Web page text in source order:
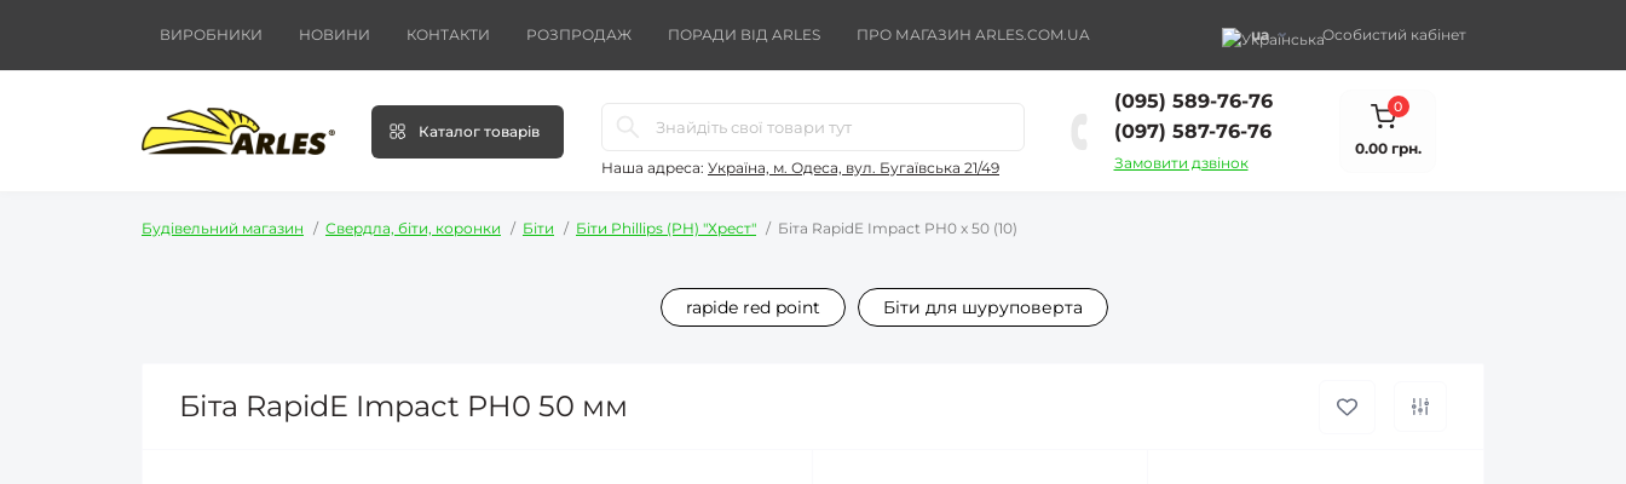
ВИРОБНИКИ НОВИНИ КОНТАКТИ РОЗПРОДАЖ ПОРАДИ ВІД ARLES ПРО МАГАЗИН ARLES.COM.UA ua Особистий кабінет
Каталог товарів
Наша адреса: Україна, м. Одеса, вул. Бугаївська 21/49
(095) 589-76-76
(097) 587-76-76
Замовити дзвінок
0
0.00 грн.
Будівельний магазин Свердла, біти, коронки Біти Біти Phillips (PH) "Хрест" Біта RapidE Impact PH0 x 50 (10)
rapide red point Біти для шуруповерта
Біта RapidE Impact PH0 50 мм